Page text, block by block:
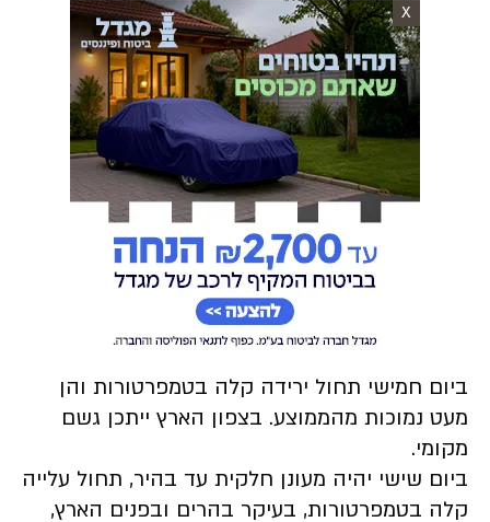
X
ביום חמישי תחול ירידה קלה בטמפרטורות והן
מעט נמוכות מהממוצע. בצפון הארץ ייתכן גשם
מקומי.
ביום שישי יהיה מעונן חלקית עד בהיר, תחול עלייה
קלה בטמפרטורות, בעיקר בהרים ובפנים הארץ,